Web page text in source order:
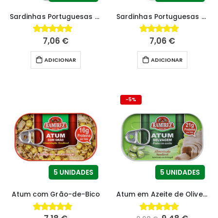
Sardinhas Portuguesas em Tomate com Piripiri
fora de 5
7,06 €
ADICIONAR
Sardinhas Portuguesas em Óleo Vegetal com Piripiri
fora de 5
7,06 €
ADICIONAR
5 UNIDADES
Atum com Grão-de-Bico
-5%
5 UNIDADES
Atum em Azeite de Oliveira